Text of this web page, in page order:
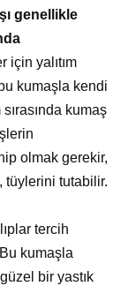
genellikle
için yalıtım
kumaşla kendi
kumaş
olmak gerekir,
tüylerini tutabilir.
tercih
kumaşla
bir yastık